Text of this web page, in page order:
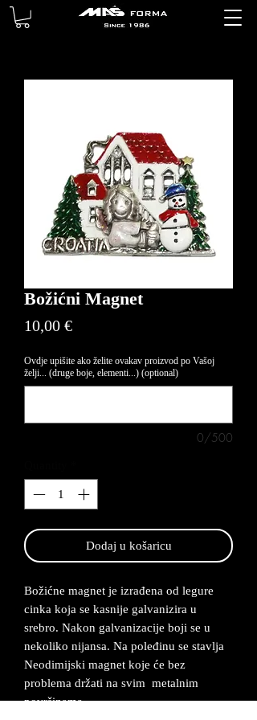
Božićni Magnet
10,00 €Price
Ovdje upišite ako želite ovakav proizvod po Vašoj
želji... (druge boje, elementi...) (optional)
0/500
Dodaj u košaricu
Božićne magnet je izrađena od legure
cinka koja se kasnije galvanizira u
srebro. Nakon galvanizacije boji se u
nekoliko nijansa. Na poleđinu se stavlja
Neodimijski magnet koje će bez
problema držati na svim metalnim
površinama.